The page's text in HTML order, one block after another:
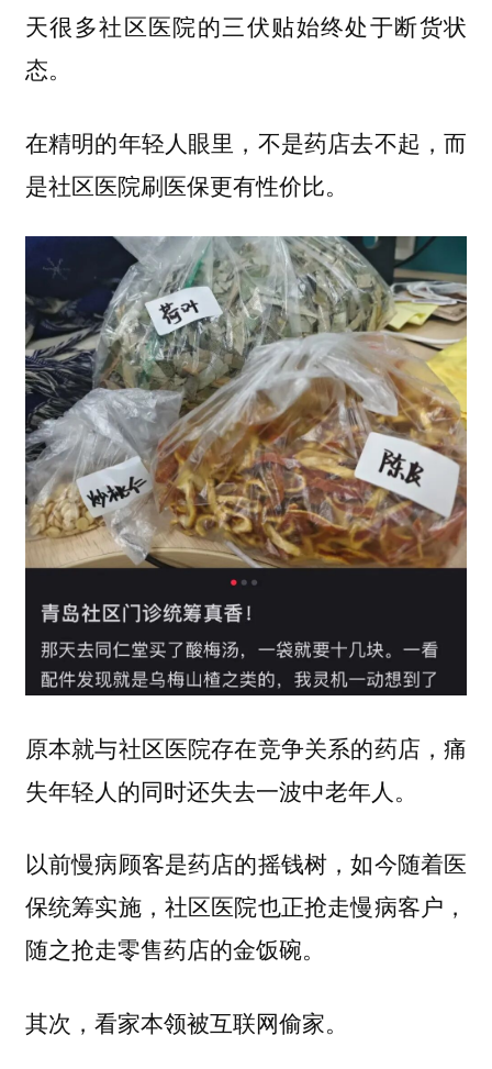
天很多社区医院的三伏贴始终处于断货状
态。
在精明的年轻人眼里，不是药店去不起，而
是社区医院刷医保更有性价比。
原本就与社区医院存在竞争关系的药店，痛
失年轻人的同时还失去一波中老年人。
以前慢病顾客是药店的摇钱树，如今随着医
保统筹实施，社区医院也正抢走慢病客户，
随之抢走零售药店的金饭碗。
其次，看家本领被互联网偷家。